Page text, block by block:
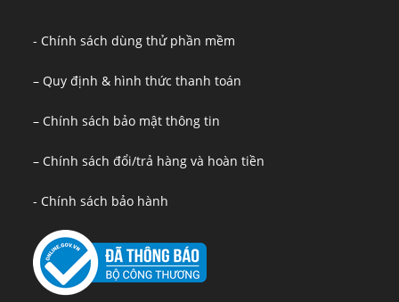
- Chính sách dùng thử phần mềm
– Quy định & hình thức thanh toán
– Chính sách bảo mật thông tin
– Chính sách đổi/trả hàng và hoàn tiền
- Chính sách bảo hành